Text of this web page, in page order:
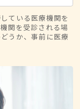
ている医療機関を
関を受診される場
うか、事前に医療